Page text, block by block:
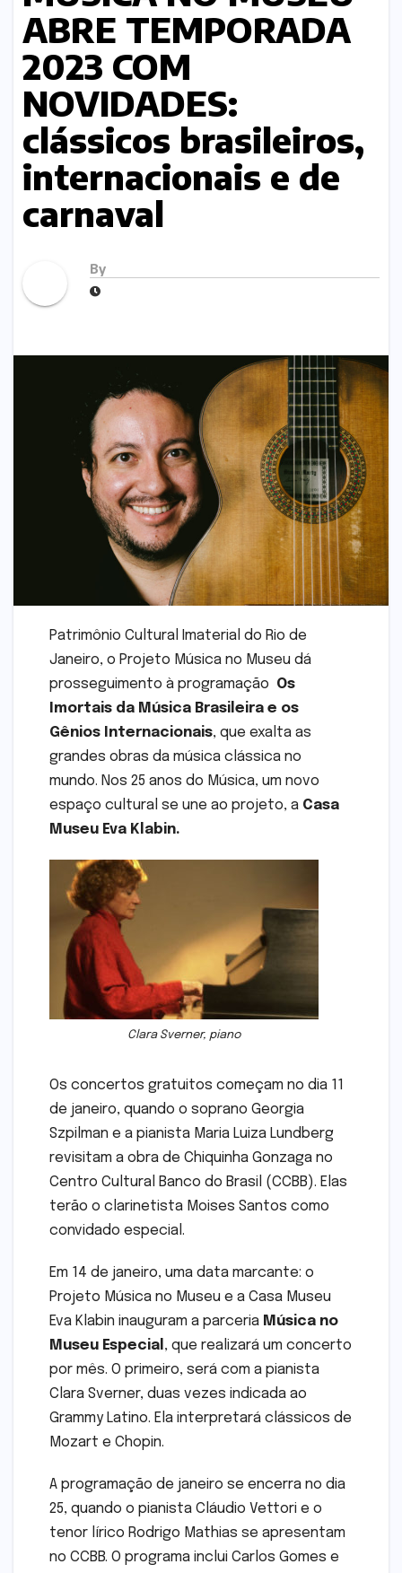
ABRE TEMPORADA
2023 COM
NOVIDADES:
clássicos brasileiros,
internacionais e de
carnaval
By
Patrimônio Cultural Imaterial do Rio de
Janeiro, o Projeto Música no Museu dá
prosseguimento à programação Os
Imortais da Música Brasileira e os
Gênios Internacionais, que exalta as
grandes obras da música clássica no
mundo. Nos 25 anos do Música, um novo
espaço cultural se une ao projeto, a Casa
Museu Eva Klabin.
Clara Sverner, piano
Os concertos gratuitos começam no dia 11
de janeiro, quando o soprano Georgia
Szpilman e a pianista Maria Luiza Lundberg
revisitam a obra de Chiquinha Gonzaga no
Centro Cultural Banco do Brasil (CCBB). Elas
terão o clarinetista Moises Santos como
convidado especial.
Em 14 de janeiro, uma data marcante: o
Projeto Música no Museu e a Casa Museu
Eva Klabin inauguram a parceria Música no
Museu Especial , que realizará um concerto
por mês. O primeiro, será com a pianista
Clara Sverner, duas vezes indicada ao
Grammy Latino. Ela interpretará clássicos de
Mozart e Chopin.
A programação de janeiro se encerra no dia
25, quando o pianista Cláudio Vettori e o
tenor lírico Rodrigo Mathias se apresentam
no CCBB. O programa inclui Carlos Gomes e